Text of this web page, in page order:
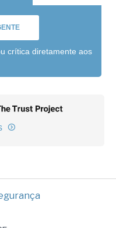
crítica diretamente aos